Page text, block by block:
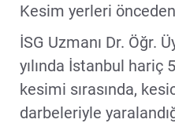
Kesim yerleri
İSG Uzmanı Dr. Öğr.
yılında İstanbul hariç
kesimi sırasında,
darbeleriyle